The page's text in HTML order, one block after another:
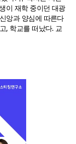
이 재학 중이던 대광
앙과 양심에 따른다
, 학교를 떠났다. 교